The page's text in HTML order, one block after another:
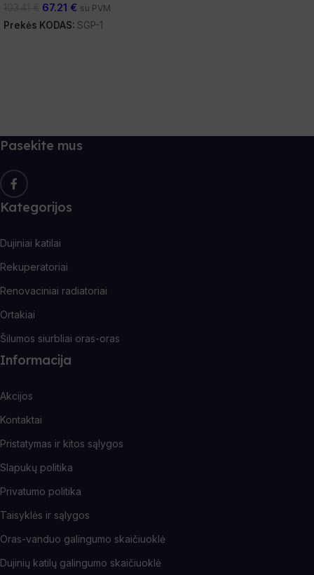
67.21 € su PVM
Prekės KODAS: SGP-1
Pasekite mus
Kategorijos
Dujiniai katilai
Rekuperatoriai
Renovaciniai radiatoriai
Ortakiai
Šilumos siurbliai oras-oras
Informacija
Akcijos
Kontaktai
Pristatymas ir kitos sąlygos
Slapukų politika
Privatumo politika
Taisyklės ir sąlygos
Oras-vanduo galingumo skaičiuoklė
Dujinių katilų galingumo skaičiuoklė